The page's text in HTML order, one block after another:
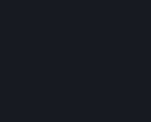
(produkt z obchodu služby Steam
Za stáhnutelný obsah zakoupený v
získat peníze zpět, pokud od jeho
čtrnáct dní, uživatel měl produkt,
zakoupení obsahu spuštěný
nijak spotřebován, změněn nebo
si upozornit na fakt, že v určitých